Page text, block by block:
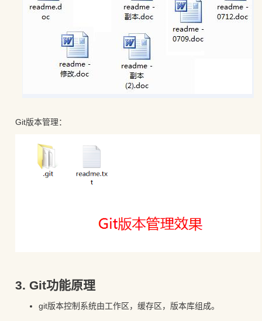
Git版本管理：
3. Git功能原理
git版本控制系统由工作区，缓存区，版本库组成。